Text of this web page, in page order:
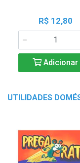
R$ 12,80
Adicionar
UTILIDADES